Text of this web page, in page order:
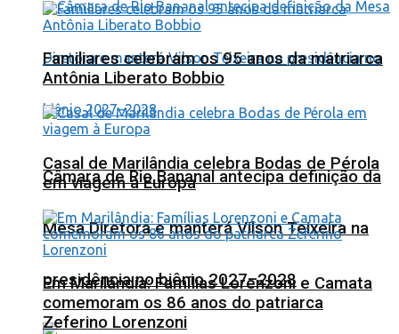
Câmara de Rio Bananal antecipa definição da
Mesa Diretora e manterá Vilson Teixeira na
presidência no biênio 2027–2028
Familiares celebram os 95 anos da matriarca
Antônia Liberato Bobbio
Casal de Marilândia celebra Bodas de Pérola
em viagem à Europa
Em Marilândia: Famílias Lorenzoni e Camata
comemoram os 86 anos do patriarca
Zeferino Lorenzoni